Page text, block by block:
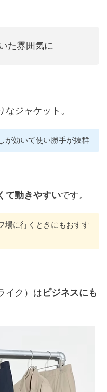
た雰囲気に
なジャケット。
が効いて使い勝手が抜群
て動きやすいです。
場に行くときにもおすす
イク）はビジネスにも